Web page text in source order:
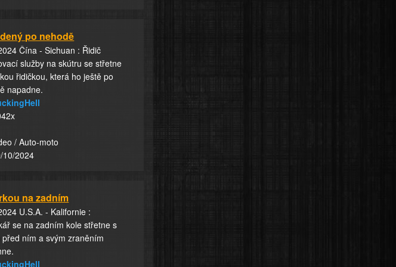
po nehodě
Čína - Sichuan : Řidič
služby na skútru se střetne
řidičkou, která ho ještě po
napadne.
/ Auto-moto
10/2024
na zadním
U.S.A. - Kalifornie :
se na zadním kole střetne s
před ním a svým zraněním